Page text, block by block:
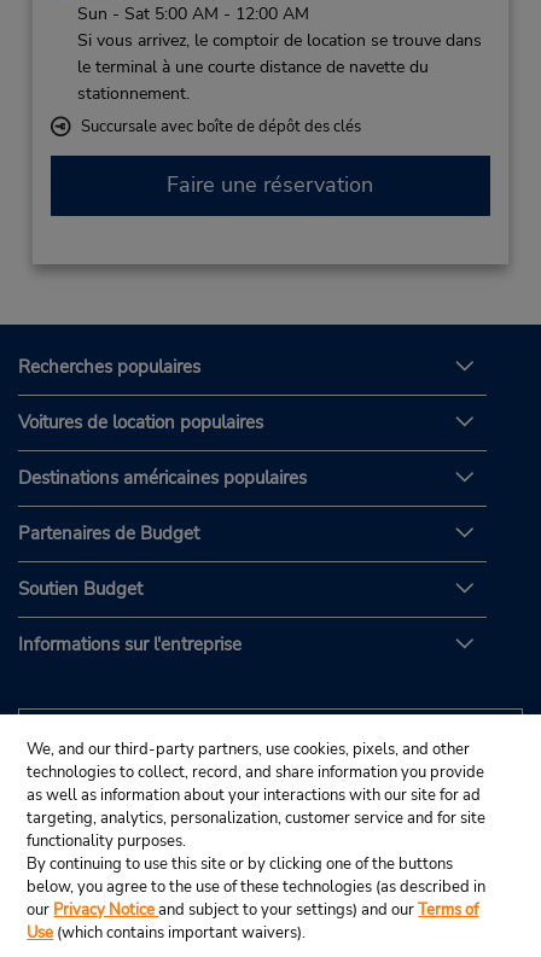
Sun - Sat 5:00 AM - 12:00 AM
Si vous arrivez, le comptoir de location se trouve dans
le terminal à une courte distance de navette du
stationnement.
Succursale avec boîte de dépôt des clés
Faire une réservation
Recherches populaires
Voitures de location populaires
Destinations américaines populaires
Partenaires de Budget
Soutien Budget
Informations sur l'entreprise
We, and our third-party partners, use cookies, pixels, and other
technologies to collect, record, and share information you provide
as well as information about your interactions with our site for ad
targeting, analytics, personalization, customer service and for site
functionality purposes.
By continuing to use this site or by clicking one of the buttons
below, you agree to the use of these technologies (as described in
our Privacy Noticeand subject to your settings) and ourTerms of
Use (which contains important waivers).